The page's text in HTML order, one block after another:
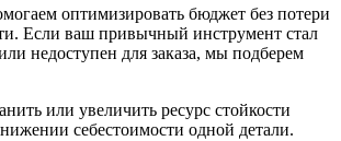
оптимизировать бюджет без потери
Если ваш привычный инструмент стал
недоступен для заказа, мы подберем
или увеличить ресурс стойкости
себестоимости одной детали.